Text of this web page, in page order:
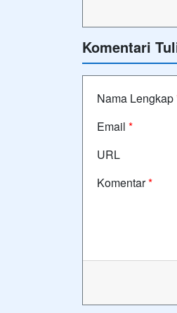
Komentari
Nama Lengkap
Email *
URL
Komentar*